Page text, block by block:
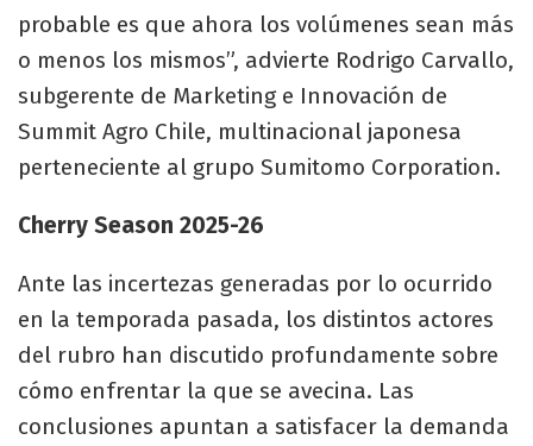
probable es que ahora los volúmenes sean más
o menos los mismos”, advierte Rodrigo Carvallo,
subgerente de Marketing e Innovación de
Summit Agro Chile, multinacional japonesa
perteneciente al grupo Sumitomo Corporation.
Cherry Season 2025-26
Ante las incertezas generadas por lo ocurrido
en la temporada pasada, los distintos actores
del rubro han discutido profundamente sobre
cómo enfrentar la que se avecina. Las
conclusiones apuntan a satisfacer la demanda